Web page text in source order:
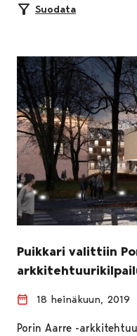
Suodata
Puikkari valittiin
18 heinäkuun, 2019
Porin Aarre -